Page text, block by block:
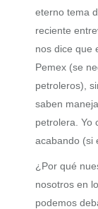
eterno tema
reciente
nos dice que
Pemex (se
petroleros),
saben
petrolera. Yo
acabando (si
¿Por qué
nosotros en
podemos